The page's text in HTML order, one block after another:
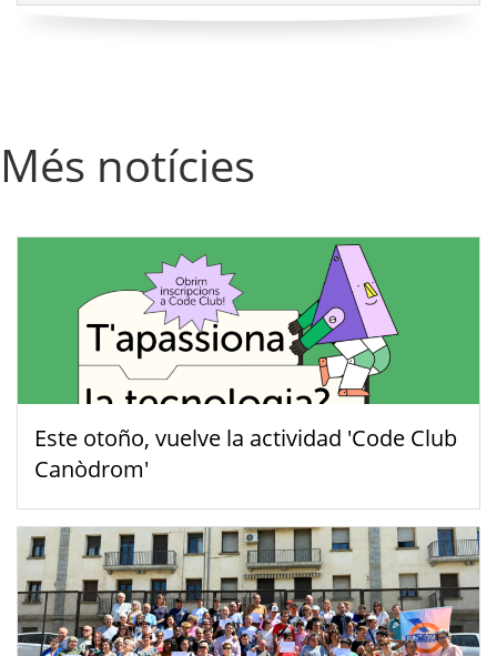
Més notícies
Este otoño, vuelve la actividad 'Code Club
Canòdrom'